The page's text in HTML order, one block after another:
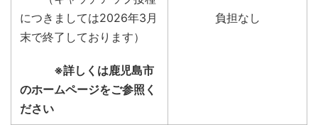
につきましては2026年3月
末で終了しております）
※詳しくは鹿児島市
のホームページをご参照く
ださい
負担なし